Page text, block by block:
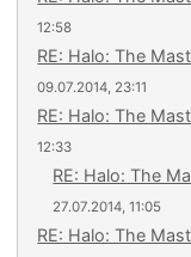
12:58
RE: Halo: The
09.07.2014, 23:11
RE: Halo: The
12:33
RE: Halo: The
27.07.2014, 11:05
RE: Halo: The